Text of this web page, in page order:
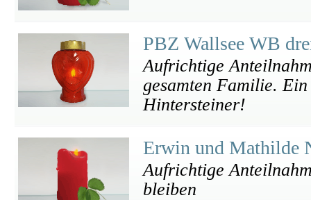
PBZ Wallsee WB
Aufrichtige
gesamten Familie.
Hintersteiner!
Erwin und Mathilde
Aufrichtige
bleiben